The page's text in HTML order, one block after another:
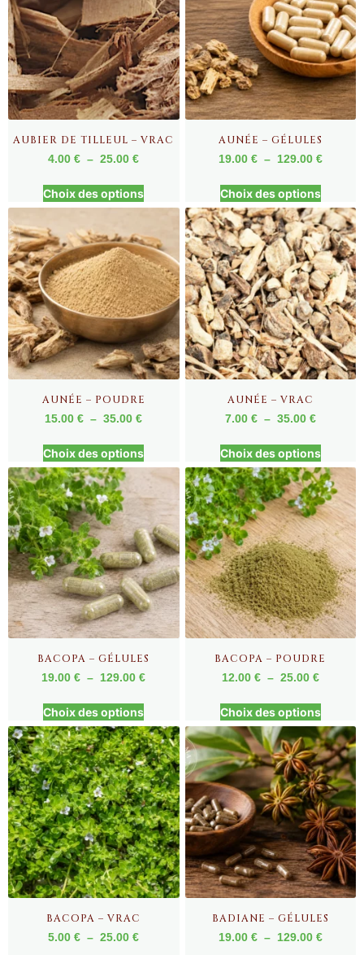
AUBIER DE TILLEUL – VRAC
4.00€ – 25.00€
Choix des options
AUNÉE – GÉLULES
19.00 € – 129.00 €
Choix des options
AUNÉE – POUDRE
15.00€ – 35.00€
Choix des options
AUNÉE – VRAC
7.00 € – 35.00 €
Choix des options
BACOPA – GÉLULES
19.00€ – 129.00€
Choix des options
BACOPA – POUDRE
12.00 € – 25.00 €
Choix des options
BACOPA – VRAC
5.00€ – 25.00€
BADIANE – GÉLULES
19.00 € – 129.00 €